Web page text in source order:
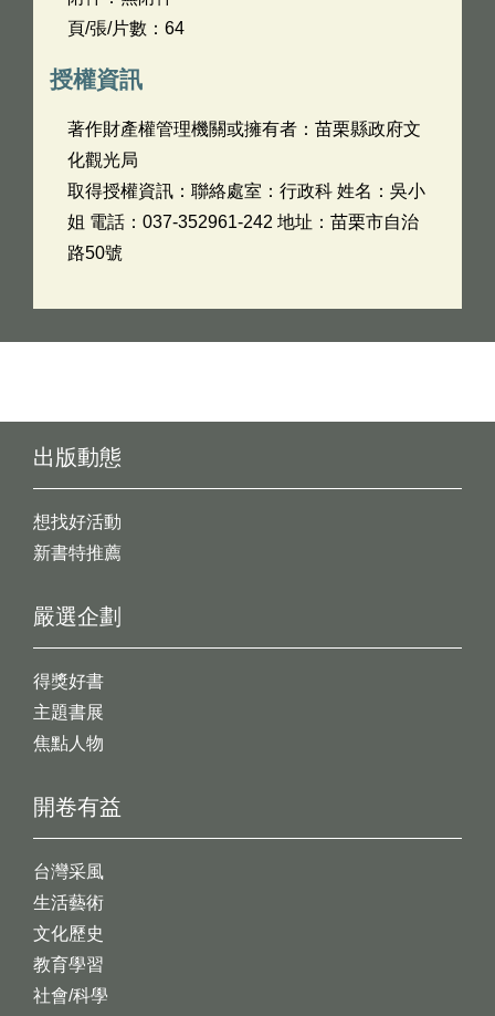
頁/張/片數：64
授權資訊
著作財產權管理機關或擁有者：苗栗縣政府文
化觀光局
取得授權資訊：聯絡處室：行政科 姓名：吳小
姐 電話：037-352961-242 地址：苗栗市自治
路50號
出版動態
想找好活動
新書特推薦
開卷有益
台灣采風
生活藝術
文化歷史
教育學習
社會/科學
嚴選企劃
得獎好書
主題書展
焦點人物